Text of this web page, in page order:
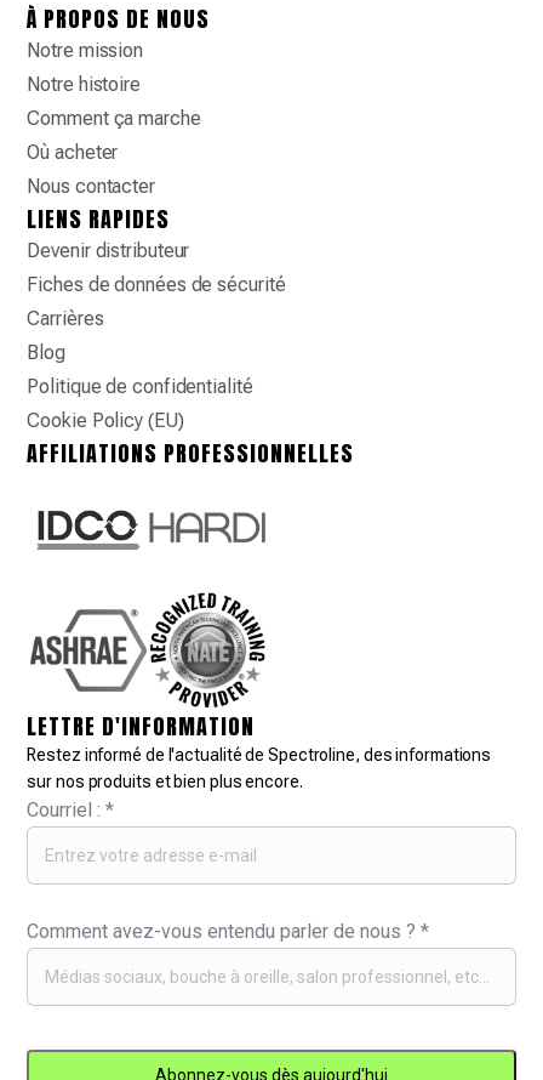
À PROPOS DE NOUS
Notre mission
Notre histoire
Comment ça marche
Où acheter
Nous contacter
LIENS RAPIDES
Devenir distributeur
Fiches de données de sécurité
Carrières
Blog
Politique de confidentialité
Cookie Policy (EU)
AFFILIATIONS PROFESSIONNELLES
LETTRE D'INFORMATION
Restez informé de l'actualité de Spectroline, des informations
sur nos produits et bien plus encore.
Courriel :*
Comment avez-vous entendu parler de nous ?*